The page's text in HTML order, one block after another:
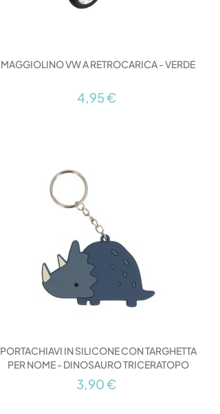
MAGGIOLINO VW A RETROCARICA - VERDE
4,95 €
PORTACHIAVI IN SILICONE CON TARGHETTA
PER NOME - DINOSAURO TRICERATOPO
3,90 €